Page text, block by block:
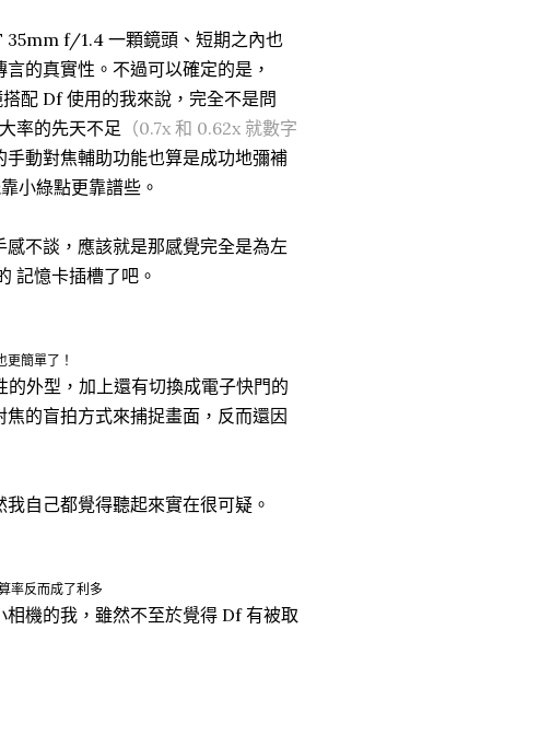
35mm f/1.4 一顆鏡頭、短期之內也
的真實性。不過可以確定的是，
配 Df 使用的我來說，完全不是問
率的先天不足 （0.7x 和 0.62x 就數字
手動對焦輔助功能也算是成功地彌補
小綠點更靠譜些。
不談，應該就是那感覺完全是為左
記憶卡插槽了吧。
簡單了！
外型，加上還有切換成電子快門的
的盲拍方式來捕捉畫面，反而還因
自己都覺得聽起來實在很可疑。
率反而成了利多
機的我，雖然不至於覺得 Df 有被取